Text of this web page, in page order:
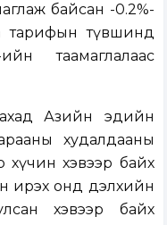
байсан -0.2%-
тарифын түвшинд
таамаглалаас
Азийн эдийн
худалдааны
хүчин хэвээр байх
ирэх онд дэлхийн
хэвээр байх